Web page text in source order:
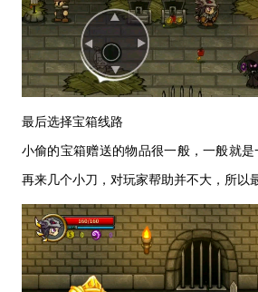
最后选择宝箱线路
小偷的宝箱赠送的物品很一般，一般就
再来几个小刀，对玩家帮助并不大，所以